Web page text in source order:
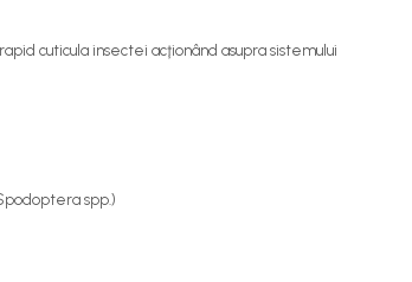
cuticula insectei acţionând asupra sistemului
spp.)